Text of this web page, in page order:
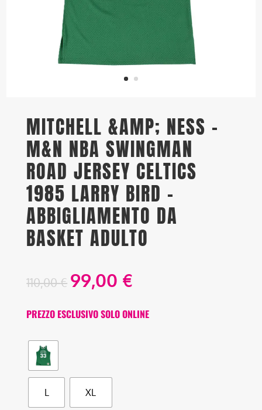
MITCHELL &AMP; NESS –
M&N NBA SWINGMAN
ROAD JERSEY CELTICS
1985 LARRY BIRD –
ABBIGLIAMENTO DA
BASKET ADULTO
110,00€ 99,00 €
PREZZO ESCLUSIVO SOLO ONLINE
L XL